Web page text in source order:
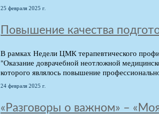
25 февраля 2025 г.
Повышение качества
В рамках Недели ЦМК терапевтического
"Оказание доврачебной неотложной
которого являлось повышение
24 февраля 2025 г.
«Разговоры о важном» –